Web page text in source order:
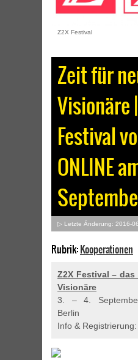
Z2X Festival
Zeit für
Visionäre
Festival
ONLINE
▷ Letzte Änderung: 2016-
Rubrik:Kooperationen
Z2X Festival –
Visionäre
3. – 4.
Berlin
Info & Registrierung: